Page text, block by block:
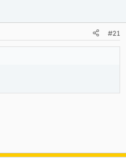
#21